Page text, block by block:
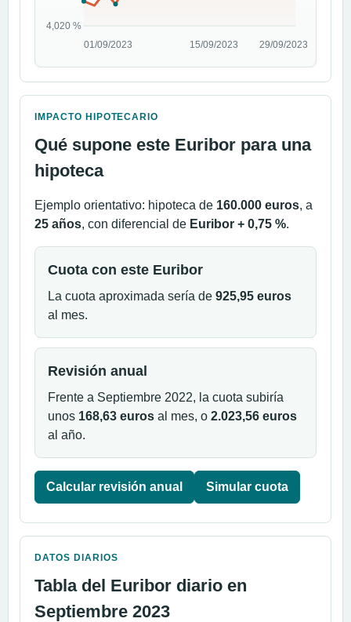
IMPACTO HIPOTECARIO
Qué supone este Euribor para una
hipoteca
Ejemplo orientativo: hipoteca de 160.000 euros, a
25 años, con diferencial de Euribor + 0,75 %.
Cuota con este Euribor
La cuota aproximada sería de 925,95 euros
al mes.
Revisión anual
Frente a Septiembre 2022, la cuota subiría
unos 168,63 euros al mes, o 2.023,56 euros
al año.
Calcular revisión anual Simular cuota
DATOS DIARIOS
Tabla del Euribor diario en
Septiembre 2023